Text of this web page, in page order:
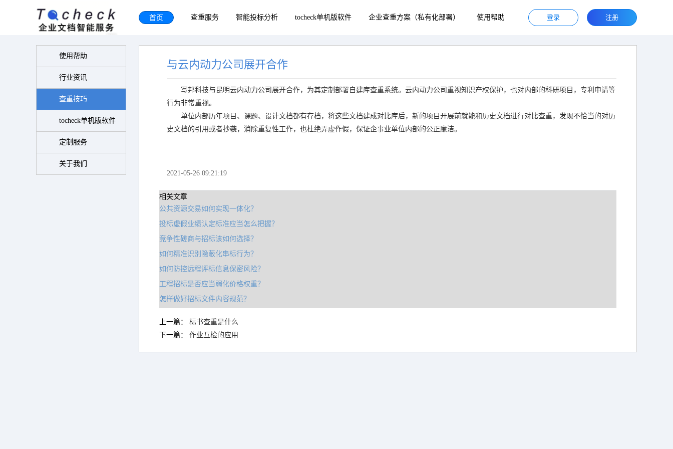
首页 查重服务 智能投标分析 tocheck单机版软件 企业查重方案（私有化部署） 使用帮助 登录 注册
使用帮助
行业资讯
查重技巧
tocheck单机版软件
定制服务
关于我们
与云内动力公司展开合作
写邦科技与昆明云内动力公司展开合作，为其定制部署自建库查重系统。云内动力公司重视知识产权保护，也对内部的科研项目，专利申请等
行为非常重视。
单位内部历年项目、课题、设计文档都有存档，将这些文档建成对比库后，新的项目开展前就能和历史文档进行对比查重，发现不恰当的对历
史文档的引用或者抄袭，消除重复性工作，也杜绝弄虚作假，保证企事业单位内部的公正廉洁。
2021-05-26 09:21:19
相关文章
公共资源交易如何实现一体化？
投标虚假业绩认定标准应当怎么把握？
竞争性磋商与招标该如何选择？
如何精准识别隐蔽化串标行为？
如何防控远程评标信息保密风险？
工程招标是否应当弱化价格权重？
怎样做好招标文件内容规范？
上一篇： 标书查重是什么
下一篇： 作业互检的应用